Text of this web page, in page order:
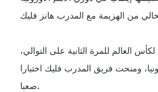
العالم للمرة الثانية على التوالي،
ومنحت فريق المدرب فليك اختبارا
صعبا.